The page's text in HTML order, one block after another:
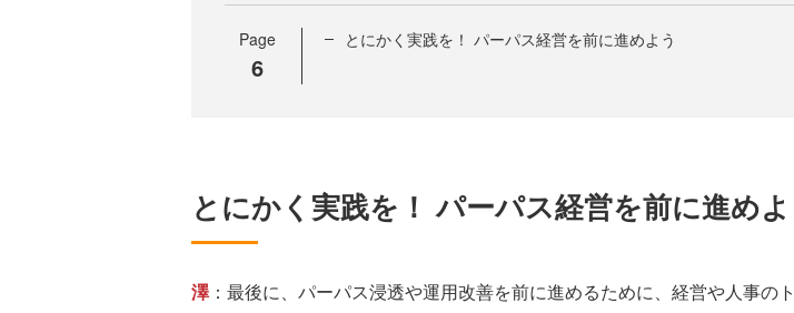
Page
6
とにかく実践を！ パーパス経営を前に進めよう
とにかく実践を！ パーパス経営を前に進めよ
澤：最後に、パーパス浸透や運用改善を前に進めるために、経営や人事の